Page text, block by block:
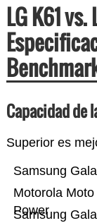
LG K61 vs.
Capacidad de
Superior es
Samsung
Motorola Moto
Power
Samsung